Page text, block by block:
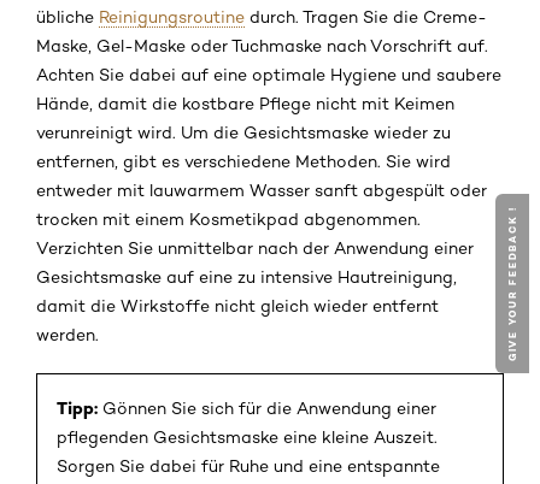
übliche Reinigungsroutine durch. Tragen Sie die Creme-
Maske, Gel-Maske oder Tuchmaske nach Vorschrift auf.
Achten Sie dabei auf eine optimale Hygiene und saubere
Hände, damit die kostbare Pflege nicht mit Keimen
verunreinigt wird. Um die Gesichtsmaske wieder zu
entfernen, gibt es verschiedene Methoden. Sie wird
entweder mit lauwarmem Wasser sanft abgespült oder
trocken mit einem Kosmetikpad abgenommen.
Verzichten Sie unmittelbar nach der Anwendung einer
Gesichtsmaske auf eine zu intensive Hautreinigung,
damit die Wirkstoffe nicht gleich wieder entfernt
werden.
Tipp: Gönnen Sie sich für die Anwendung einer
pflegenden Gesichtsmaske eine kleine Auszeit.
Sorgen Sie dabei für Ruhe und eine entspannte
GIVE YOUR FEEDBACK !